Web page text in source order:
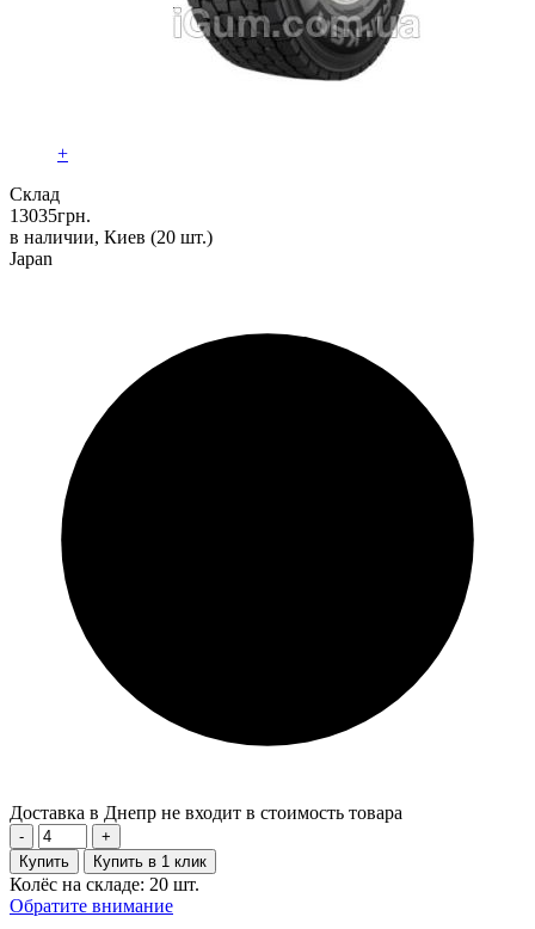
+
Склад
13035грн.
в наличии, Киев (20 шт.)
Japan
Доставка в Днепр не входит в стоимость товара
-
+
Купить
Купить в 1 клик
Колёс на складе: 20 шт.
Обратите внимание